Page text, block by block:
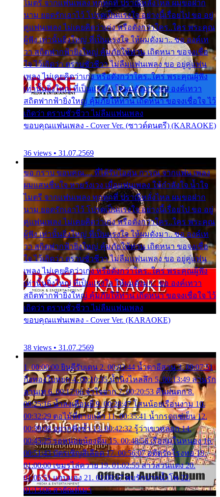
ไมตรี จากแฟนเพลง ทุกทุกที่ ปราณีหลั่งไหล ผมขอฝาก
นาม ยอดรักเอาไว้ โปรดเป็นแรงใจ อย่างนี้เรื่อยไป ขอ อยู่
คู่แฟนเพลง ไม่เคยคิดว่าเก่ง หรือดังกว่าใคร..ใคร พระคุณ
ผู้ฟัง เท่านั้นยิ่งใหญ่ ที่เป็นแรงใจ ให้ผมดังมา.. ขอ องค์เท
วา สถิตฟากฟ้ายิ่งใหญ่ คุ้มภัยให้ท่าน เถิดหนา ขอจงเชื่อ
ใจ ไว้เถิดว่า ตราบชั่วชีวา ไม่ลืมแฟนเพลง ขอ อยู่คู่แฟน
เพลง ไม่เคยคิดว่าเก่ง หรือดังกว่าใคร..ใคร พระคุณผู้ฟัง
เท่านั้นยิ่งใหญ่ ที่เป็นแรงใจ ให้ผมดังมา.. ขอ องค์เทวา
สถิตฟากฟ้ายิ่งใหญ่ คุ้มภัยให้ท่าน เถิดหนา ขอจงเชื่อใจ ไว้
เถิดว่า ตราบชั่วชีวา ไม่ลืมแฟนเพลง
ขอบคุณแฟนเพลง - Cover Ver. (ซาวด์ดนตรี) (KARAOKE)
36 views • 31.07.2569
ขอ กราบ ขอบคุณ.... ที่ได้รับไออุ่น การุณ จากแฟน เพลง
ผมแสนชื่นใจ หายวังเวง เมื่อแฟนเพลง ให้กำลังใจ น้ำใจ
ไมตรี จากแฟนเพลง ทุกทุกที่ ปราณีหลั่งไหล ผมขอฝาก
นาม ยอดรักเอาไว้ โปรดเป็นแรงใจ อย่างนี้เรื่อยไป ขอ อยู่
คู่แฟนเพลง ไม่เคยคิดว่าเก่ง หรือดังกว่าใคร..ใคร พระคุณ
ผู้ฟัง เท่านั้นยิ่งใหญ่ ที่เป็นแรงใจ ให้ผมดังมา.. ขอ องค์เท
วา สถิตฟากฟ้ายิ่งใหญ่ คุ้มภัยให้ท่าน เถิดหนา ขอจงเชื่อ
ใจ ไว้เถิดว่า ตราบชั่วชีวา ไม่ลืมแฟนเพลง ขอ อยู่คู่แฟน
เพลง ไม่เคยคิดว่าเก่ง หรือดังกว่าใคร..ใคร พระคุณผู้ฟัง
เท่านั้นยิ่งใหญ่ ที่เป็นแรงใจ ให้ผมดังมา.. ขอ องค์เทวา
สถิตฟากฟ้ายิ่งใหญ่ คุ้มภัยให้ท่าน เถิดหนา ขอจงเชื่อใจ ไว้
เถิดว่า ตราบชั่วชีวา ไม่ลืมแฟนเพลง
ขอบคุณแฟนเพลง - Cover Ver. (KARAOKE)
38 views • 31.07.2569
1. 00:00:00 ยินดีรับเดน 2. 00:03:44 น้ำตาอีสาน 3. 00:07:51
กิ่งทองใบหยก 4. 00:10:35 น้ำนิ่งไหลลึก 5. 00:13:49 ลานรัก
ลานเท 6. 00:17:06 จำใจจาก 7. 00:20:53 คืนฝนตก 8.
00:25:16 น้ำลงเดือนยี่ 9. 00:28:47 โสนน้อยเรือนงาม 10.
00:32:29 ตอไม้ที่ตายแล้ว 11. 00:35:41 น้ำกรดแช่เย็น 12.
00:39:08 อยากฟังซ้ำ 13. 00:42:32 รู้ว่าเขาหลอก 14.
00:45:25 รอหน่อยน้องติ๋ม 15. 00:48:56 เรือล่มในหนอง 16.
00:51:43 บัตรเชิญสีเลือด 17. 00:56:07 อดีตรักโรงทอ 18.
01:00:00 เขมรไล่ควาย 19. 01:02:55 สาวสวนแตง 20.
01:05:51 แอบมอง 21. 01:09:27 พบรักปากน้ำโพ 22.
01:13:06 สายัณห์เมา